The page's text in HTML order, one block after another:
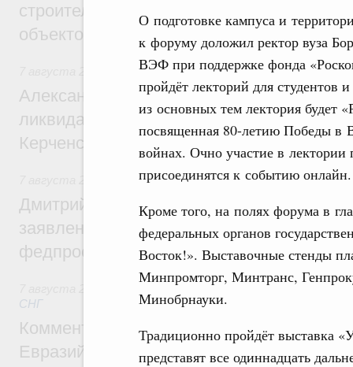
О подготовке кампуса и
к форуму доложил ректор вуза
ВЭФ при поддержке фонда
пройдёт лекторий для
из основных тем лектория будет
посвященная 80-летию Победы в
войнах. Очно участие в
присоединятся к событию онлайн.
Кроме того, на полях форума в
федеральных органов
Восток!». Выставочные стенды
Минпромторг, Минтранс,
Минобрнауки.
Традиционно пройдёт выставка
представят все одиннадцать
строительство и реконструкцию более
объектов
Чрезвычайные ситуации и ликвидация их
Александр Козлов провёл заседание
ликвидации последствий чрезвычайной
Керченском проливе
Среднее профессиональное образование
Дмитрий Чернышенко: Установлен
заявлений от абитуриентов колледжей и
федпроекта «Профессионалитет»
Евразийский экономический союз.
СНГ
Комментарий Алексея Оверчука по
Евразийского межправительственного